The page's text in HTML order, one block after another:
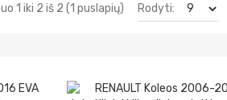
1 iki 2 iš 2 (1 puslapių) Rodyti: